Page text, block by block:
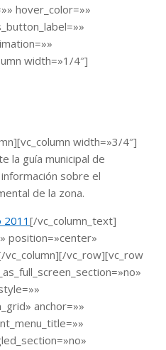
hover_color=»»
width=»1/4″]
width=»3/4″]
la guía municipal de
sobre el
de la zona.
2011 [/vc_column_text]
position=»center»
vc_row][vc_row
anchor=»»